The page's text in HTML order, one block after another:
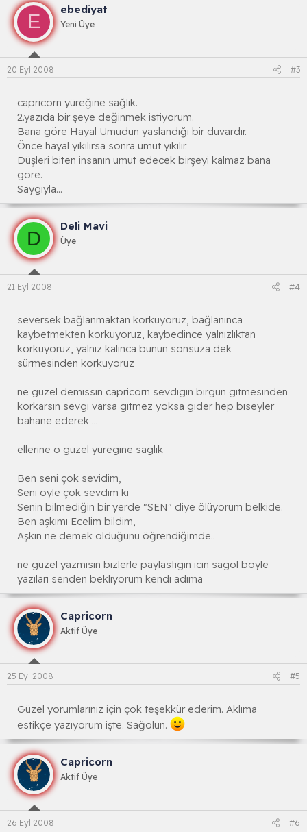
E
ebediyat
Yeni Üye
20 Eyl 2008 #3
capricorn yüreğine sağlık.
2.yazıda bir şeye değinmek istiyorum.
Bana göre Hayal Umudun yaslandığı bir duvardır.
Önce hayal yıkılırsa sonra umut yıkılır.
Düşleri biten insanın umut edecek birşeyi kalmaz bana
göre.
Saygıyla...
D
Deli Mavi
Üye
21 Eyl 2008 #4
seversek bağlanmaktan korkuyoruz, bağlanınca
kaybetmekten korkuyoruz, kaybedince yalnızlıktan
korkuyoruz, yalnız kalınca bunun sonsuza dek
sürmesinden korkuyoruz
ne guzel demıssın capricorn sevdıgın bırgun gıtmesınden
korkarsın sevgı varsa gıtmez yoksa gıder hep bıseyler
bahane ederek ...
ellerıne o guzel yuregıne saglık
Ben seni çok sevidim,
Seni öyle çok sevdim ki
Senin bilmediğin bir yerde "SEN" diye ölüyorum belkide.
Ben aşkımı Ecelim bildim,
Aşkın ne demek olduğunu öğrendiğimde..
ne guzel yazmısın bızlerle paylastıgın ıcın sagol boyle
yazıları senden beklıyorum kendı adıma
Capricorn
Aktif Üye
25 Eyl 2008 #5
Güzel yorumlarınız için çok teşekkür ederim. Aklıma
estikçe yazıyorum işte. Sağolun.
Capricorn
Aktif Üye
26 Eyl 2008 #6